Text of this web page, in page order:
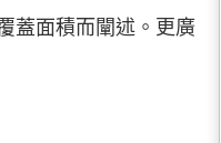
蓋面積而闡述。更廣